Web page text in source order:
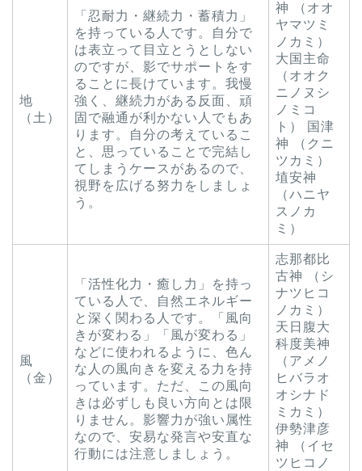
地
（土）
「忍耐力・継続力・蓄積力」
を持っている人です。自分で
は表立って目立とうとしない
のですが、影でサポートをす
ることに長けています。我慢
強く、継続力がある反面、頑
固で融通が利かない人でもあ
ります。自分の考えているこ
と、思っていることで完結し
てしまうケースがあるので、
視野を広げる努力をしましょ
う。
神 （オオ
ヤマツミ
ノカミ）
大国主命
（オオク
ニノヌシ
ノミコ
ト） 国津
神 （クニ
ツカミ）
埴安神
（ハニヤ
スノカ
ミ）
風
（金）
「活性化力・癒し力」を持っ
ている人で、自然エネルギー
と深く関わる人です。「風向
きが変わる」「風が変わる」
などに使われるように、色ん
な人の風向きを変える力を持
っています。ただ、この風向
きは必ずしも良い方向とは限
りません。影響力が強い属性
なので、安易な発言や安直な
行動には注意しましょう。
志那都比
古神 （シ
ナツヒコ
ノカミ）
天日腹大
科度美神
（アメノ
ヒバラオ
オシナド
ミカミ）
伊勢津彦
神 （イセ
ツヒコノ